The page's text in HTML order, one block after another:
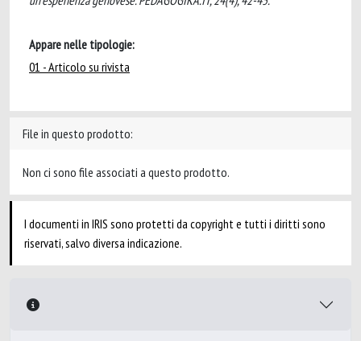
Appare nelle tipologie:
01 - Articolo su rivista
File in questo prodotto:
Non ci sono file associati a questo prodotto.
I documenti in IRIS sono protetti da copyright e tutti i diritti sono
riservati, salvo diversa indicazione.